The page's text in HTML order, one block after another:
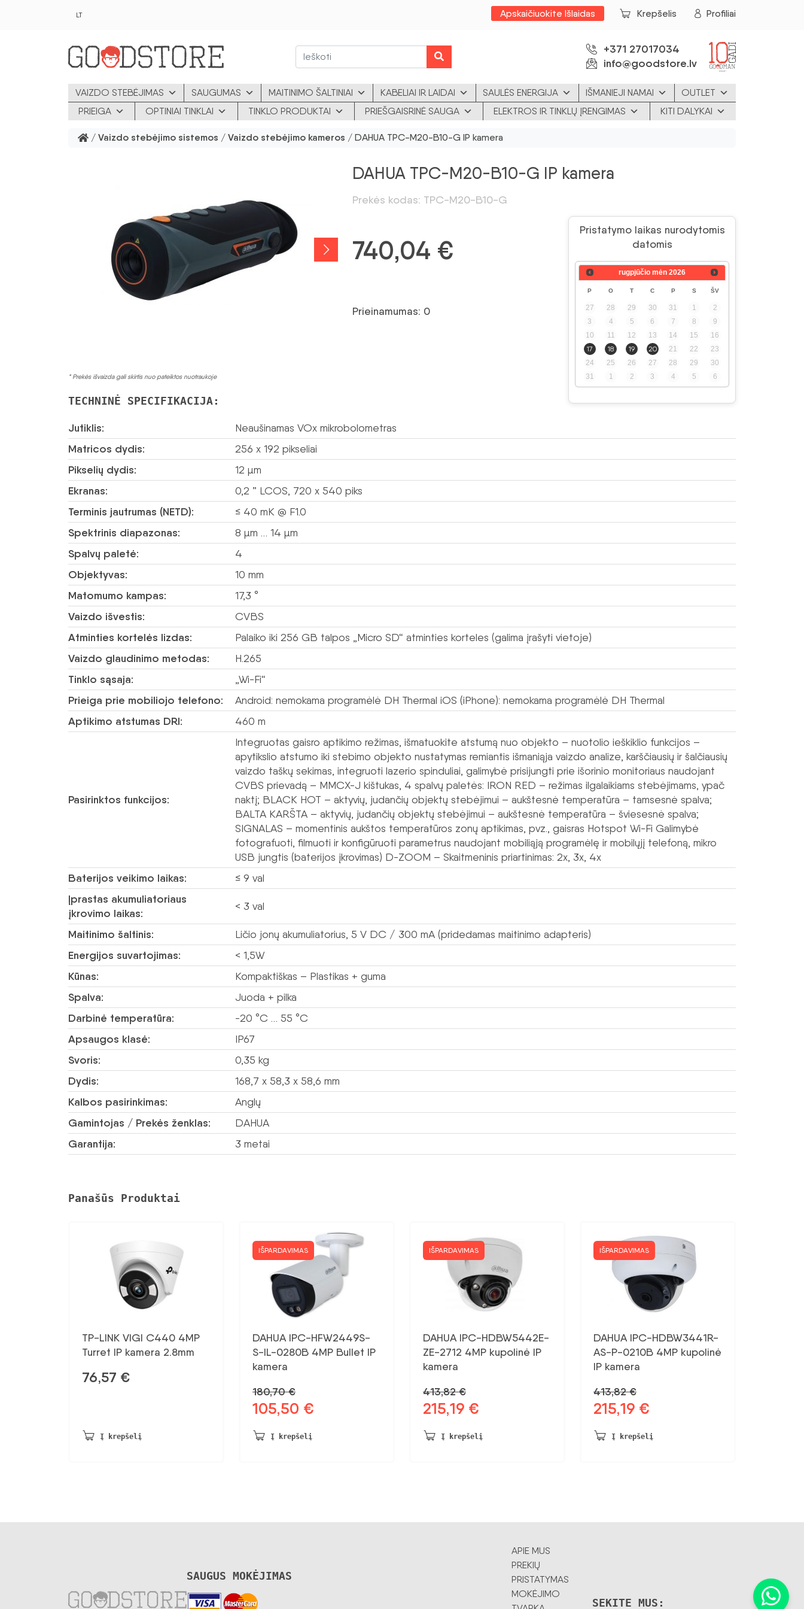
LT Apskaičiuokite Išlaidas Krepšelis Profiliai
+371 27017034
info@goodstore.lv
VAIZDO STEBĖJIMAS SAUGUMAS MAITINIMO ŠALTINIAI KABELIAI IR LAIDAI SAULĖS ENERGIJA IŠMANIEJI NAMAI
OUTLET
PRIEIGA
OPTINIAI TINKLAI TINKLO PRODUKTAI PRIEŠGAISRINĖ SAUGA ELEKTROS IR TINKLŲ ĮRENGIMAS KITI DALYKAI
/ Vaizdo stebėjimo sistemos / Vaizdo stebėjimo kameros / DAHUA TPC-M20-B10-G IP kamera
* Prekės išvaizda gali skirtis nuo pateiktos nuotraukoje
DAHUA TPC-M20-B10-G IP kamera
Prekės kodas: TPC-M20-B10-G
Pristatymo laikas nurodytomis
datomis
rugpjūčio mėn 2026
P O T C P S ŠV
27 28 29 30 31 1
2
3
4 5 6 7 8
9
10
11 12 13 14 15
16
17
18 19 20 21 22
23
24
25 26 27 28 29
30
31
1 2 3 4 5 6
740,04 €
Prieinamumas: 0
TECHNINĖ SPECIFIKACIJA:
Jutiklis: Neaušinamas VOx mikrobolometras
Matricos dydis: 256 x 192 pikseliai
Pikselių dydis: 12 µm
Ekranas: 0,2 ” LCOS, 720 x 540 piks
Terminis jautrumas (NETD): ≤ 40 mK @ F1.0
Spektrinis diapazonas: 8 µm … 14 µm
Spalvų paletė: 4
Objektyvas: 10 mm
Matomumo kampas: 17,3 °
Vaizdo išvestis: CVBS
Atminties kortelės lizdas: Palaiko iki 256 GB talpos „Micro SD“ atminties korteles (galima įrašyti vietoje)
Vaizdo glaudinimo metodas: H.265
Tinklo sąsaja: „Wi-Fi“
Prieiga prie mobiliojo telefono: Android: nemokama programėlė DH Thermal iOS (iPhone): nemokama programėlė DH Thermal
Aptikimo atstumas DRI: 460 m
Pasirinktos funkcijos:
Integruotas gaisro aptikimo režimas, išmatuokite atstumą nuo objekto – nuotolio ieškiklio funkcijos –
apytikslio atstumo iki stebimo objekto nustatymas remiantis išmaniąja vaizdo analize, karščiausių ir šalčiausių
vaizdo taškų sekimas, integruoti lazerio spinduliai, galimybė prisijungti prie išorinio monitoriaus naudojant
CVBS prievadą – MMCX-J kištukas, 4 spalvų paletės: IRON RED – režimas ilgalaikiams stebėjimams, ypač
naktį; BLACK HOT – aktyvių, judančių objektų stebėjimui – aukštesnė temperatūra – tamsesnė spalva;
BALTA KARŠTA – aktyvių, judančių objektų stebėjimui – aukštesnė temperatūra – šviesesnė spalva;
SIGNALAS – momentinis aukštos temperatūros zonų aptikimas, pvz., gaisras Hotspot Wi-Fi Galimybė
fotografuoti, filmuoti ir konfigūruoti parametrus naudojant mobiliąją programėlę ir mobilųjį telefoną, mikro
USB jungtis (baterijos įkrovimas) D-ZOOM – Skaitmeninis priartinimas: 2x, 3x, 4x
Baterijos veikimo laikas: ≤ 9 val
Įprastas akumuliatoriaus
įkrovimo laikas:
< 3 val
Maitinimo šaltinis: Ličio jonų akumuliatorius, 5 V DC / 300 mA (pridedamas maitinimo adapteris)
Energijos suvartojimas: < 1,5W
Kūnas: Kompaktiškas – Plastikas + guma
Spalva: Juoda + pilka
Darbinė temperatūra: -20 °C … 55 °C
Apsaugos klasė: IP67
Svoris: 0,35 kg
Dydis: 168,7 x 58,3 x 58,6 mm
Kalbos pasirinkimas: Anglų
Gamintojas / Prekės ženklas: DAHUA
Garantija: 3 metai
Panašūs Produktai
TP-LINK VIGI C440 4MP
Turret IP kamera 2.8mm
76,57 €
Į krepšelį
IŠPARDAVIMAS
DAHUA IPC-HFW2449S-
S-IL-0280B 4MP Bullet IP
kamera
180,70€
Pradinė
buvo:
105,50 €
Į krepšelį
IŠPARDAVIMAS
DAHUA IPC-HDBW5442E-
ZE-2712 4MP kupolinė IP
kamera
413,82€
Pradinė
buvo:
215,19 €
215,19 €.
Į krepšelį
IŠPARDAVIMAS
DAHUA IPC-HDBW3441R-
AS-P-0210B 4MP kupolinė
IP kamera
413,82€
Pradinė
buvo:
215,19 €
215,19 €.
Į krepšelį
SAUGUS MOKĖJIMAS
APIE MUS
PREKIŲ
PRISTATYMAS
MOKĖJIMO
SEKITE MUS: